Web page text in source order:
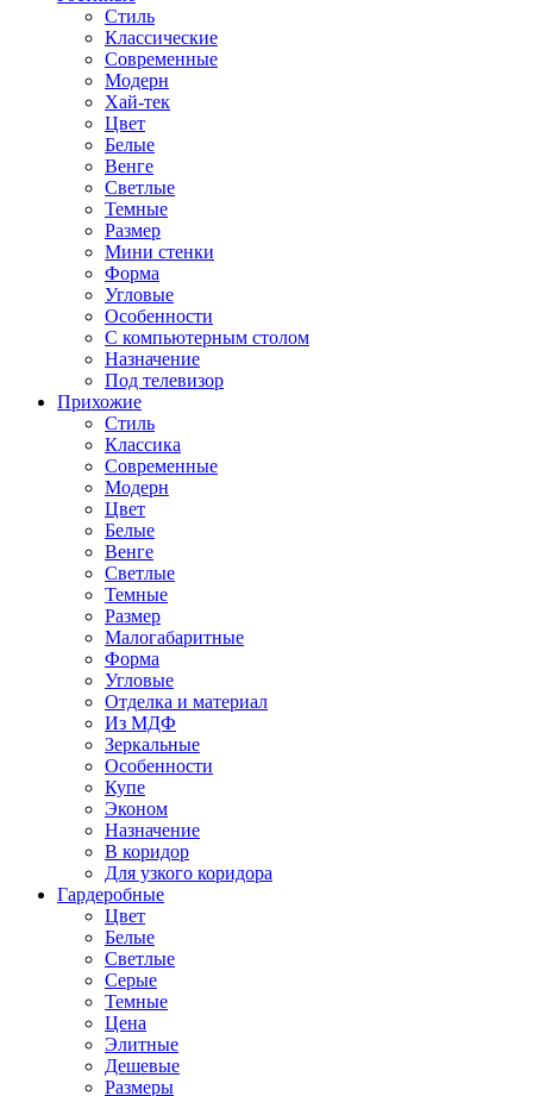
Стиль
Классические
Современные
Модерн
Хай-тек
Цвет
Белые
Венге
Светлые
Темные
Размер
Мини стенки
Форма
Угловые
Особенности
С компьютерным столом
Назначение
Под телевизор
Прихожие
Стиль
Классика
Современные
Модерн
Цвет
Белые
Венге
Светлые
Темные
Размер
Малогабаритные
Форма
Угловые
Отделка и материал
Из МДФ
Зеркальные
Особенности
Купе
Эконом
Назначение
В коридор
Для узкого коридора
Гардеробные
Цвет
Белые
Светлые
Серые
Темные
Цена
Элитные
Дешевые
Размеры